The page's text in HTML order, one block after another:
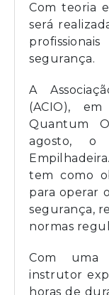
Com teoria
será
segurança.
A
(ACIO),
Quantum
agosto, o
tem como
para operar
segurança,
normas
Com uma
instrutor
horas de